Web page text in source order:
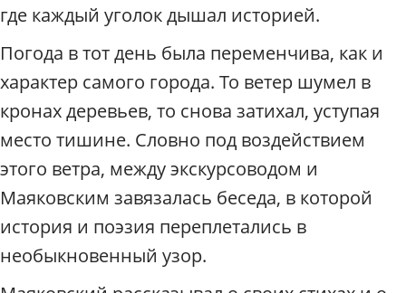
где каждый уголок дышал историей.
Погода в тот день была переменчива, как и
характер самого города. То ветер шумел в
кронах деревьев, то снова затихал, уступая
место тишине. Словно под воздействием
этого ветра, между экскурсоводом и
Маяковским завязалась беседа, в которой
история и поэзия переплетались в
необыкновенный узор.